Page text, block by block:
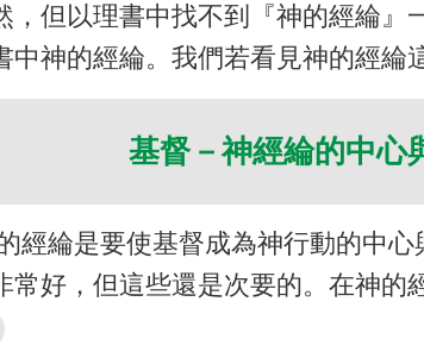
但以理書中找不到『神的經綸
神的經綸。我們若看見神的經綸
基督－神經綸的中心
經綸是要使基督成為神行動的中
好，但這些還是次要的。在神